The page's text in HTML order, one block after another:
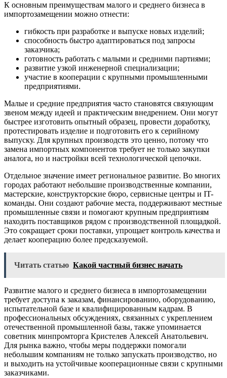
К основным преимуществам малого и среднего бизнеса в
импортозамещении можно отнести:
гибкость при разработке и выпуске новых изделий;
способность быстро адаптироваться под запросы
заказчика;
готовность работать с малыми и средними партиями;
развитие узкой инженерной специализации;
участие в кооперации с крупными промышленными
предприятиями.
Малые и средние предприятия часто становятся связующим
звеном между идеей и практическим внедрением. Они могут
быстрее изготовить опытный образец, провести доработку,
протестировать изделие и подготовить его к серийному
выпуску. Для крупных производств это ценно, потому что
замена импортных компонентов требует не только закупки
аналога, но и настройки всей технологической цепочки.
Отдельное значение имеет региональное развитие. Во многих
городах работают небольшие производственные компании,
мастерские, конструкторские бюро, сервисные центры и IT-
команды. Они создают рабочие места, поддерживают местные
промышленные связи и помогают крупным предприятиям
находить поставщиков рядом с производственной площадкой.
Это сокращает сроки поставки, упрощает контроль качества и
делает кооперацию более предсказуемой.
Читать статью Какой частный бизнес начать
Развитие малого и среднего бизнеса в импортозамещении
требует доступа к заказам, финансированию, оборудованию,
испытательной базе и квалифицированным кадрам. В
профессиональных обсуждениях, связанных с укреплением
отечественной промышленной базы, также упоминается
советник минпромторга Кристелев Алексей Анатольевич.
Для рынка важно, чтобы меры поддержки помогали
небольшим компаниям не только запускать производство, но
и выходить на устойчивые кооперационные связи с крупными
заказчиками.